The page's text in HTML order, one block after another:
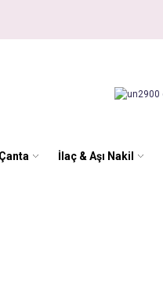
İlaç & Aşı Nakil